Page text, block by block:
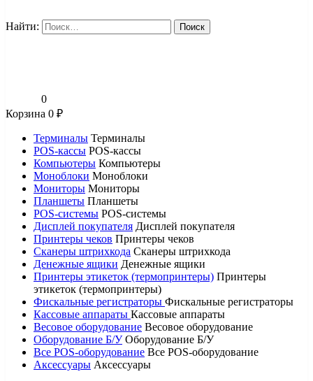
Найти:
0
Корзина 0 ₽
Терминалы Терминалы
POS-кассы POS-кассы
Компьютеры Компьютеры
Моноблоки Моноблоки
Мониторы Мониторы
Планшеты Планшеты
POS-системы POS-системы
Дисплей покупателя Дисплей покупателя
Принтеры чеков Принтеры чеков
Сканеры штрихкода Сканеры штрихкода
Денежные ящики Денежные ящики
Принтеры этикеток (термопринтеры) Принтеры
этикеток (термопринтеры)
Фискальные регистраторы Фискальные регистраторы
Кассовые аппараты Кассовые аппараты
Весовое оборудование Весовое оборудование
Оборудование Б/У Оборудование Б/У
Все POS-оборудование Все POS-оборудование
Аксессуары Аксессуары